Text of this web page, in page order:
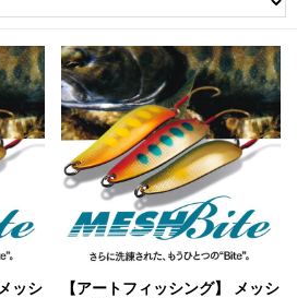
ッシ
【アートフィッシング】 メッシ